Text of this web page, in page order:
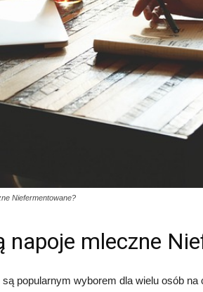
Niefermentowane?
napoje mleczne
popularnym wyborem dla wielu osób na